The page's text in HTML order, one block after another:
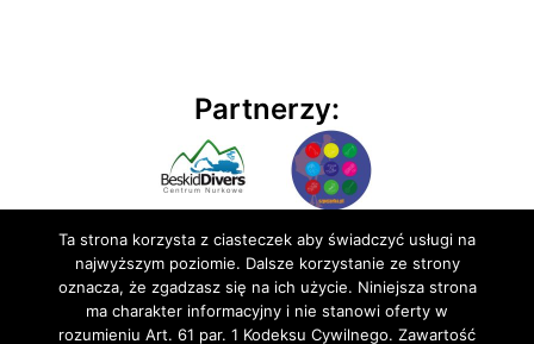
Partnerzy:
Ta strona korzysta z ciasteczek aby świadczyć usługi na
najwyższym poziomie. Dalsze korzystanie ze strony
oznacza, że zgadzasz się na ich użycie. Niniejsza strona
ma charakter informacyjny i nie stanowi oferty w
rozumieniu Art. 61 par. 1 Kodeksu Cywilnego. Zawartość